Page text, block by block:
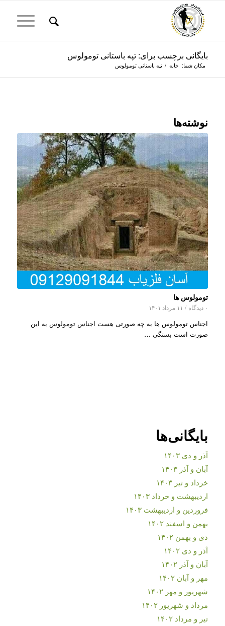
بایگانی برچسب برای: تپه باستانی تومولوس
مکان شما: خانه / تپه باستانی تومولوس
نوشته‌ها
تومولوس ها
۰ دیدگاه / ۱۱ مرداد ۱۴۰۱
اجناس تومولوس ها به چه صورتی هست اجناس تومولوس به این
صورت است بستگی …
بایگانی‌ها
آذر و دی ۱۴۰۳
آبان و آذر ۱۴۰۳
خرداد و تیر ۱۴۰۳
اردیبهشت و خرداد ۱۴۰۳
فروردین و اردیبهشت ۱۴۰۳
بهمن و اسفند ۱۴۰۲
دی و بهمن ۱۴۰۲
آذر و دی ۱۴۰۲
آبان و آذر ۱۴۰۲
مهر و آبان ۱۴۰۲
شهریور و مهر ۱۴۰۲
مرداد و شهریور ۱۴۰۲
تیر و مرداد ۱۴۰۲